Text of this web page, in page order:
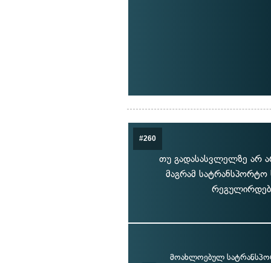
#260
თუ გადასასვლელზე არ
მაგრამ სატრანსპორტო
მოახლოებულ